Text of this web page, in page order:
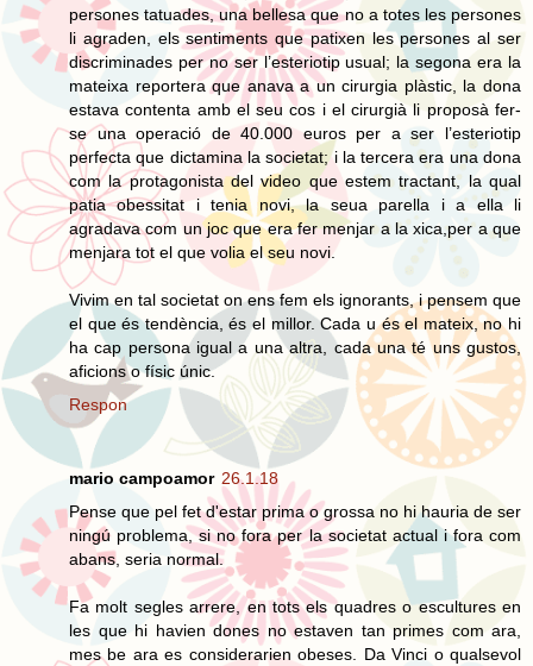
persones tatuades, una bellesa que no a totes les persones
li agraden, els sentiments que patixen les persones al ser
discriminades per no ser l’esteriotip usual; la segona era la
mateixa reportera que anava a un cirurgia plàstic, la dona
estava contenta amb el seu cos i el cirurgià li proposà fer-
se una operació de 40.000 euros per a ser l’esteriotip
perfecta que dictamina la societat; i la tercera era una dona
com la protagonista del video que estem tractant, la qual
patia obessitat i tenia novi, la seua parella i a ella li
agradava com un joc que era fer menjar a la xica,per a que
menjara tot el que volia el seu novi.
Vivim en tal societat on ens fem els ignorants, i pensem que
el que és tendència, és el millor. Cada u és el mateix, no hi
ha cap persona igual a una altra, cada una té uns gustos,
aficions o físic únic.
Respon
mario campoamor 26.1.18
Pense que pel fet d'estar prima o grossa no hi hauria de ser
ningú problema, si no fora per la societat actual i fora com
abans, seria normal.
Fa molt segles arrere, en tots els quadres o escultures en
les que hi havien dones no estaven tan primes com ara,
mes be ara es considerarien obeses. Da Vinci o qualsevol